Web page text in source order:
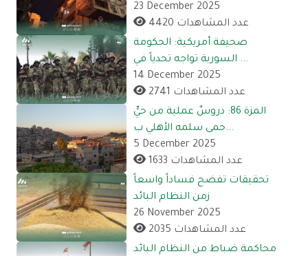
23 December 2025
4420 عدد المشاهدات
صحيفة أمريكية: الحكومة
السورية تواجه تحدياً في ...
14 December 2025
2741 عدد المشاهدات
المزة 86: دروسٌ عملية من حيٍّ
حمى سلمه الأهلي ب...
5 December 2025
1633 عدد المشاهدات
تحقيقات تفضح فساداً واسعاً
زمن النظام البائد
26 November 2025
2035 عدد المشاهدات
محاكمة ضباط من النظام البائد